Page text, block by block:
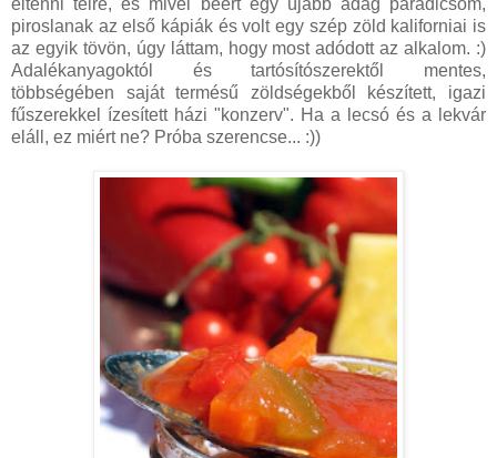
eltenni télre, és mivel beért egy újabb adag paradicsom,
piroslanak az első kápiák és volt egy szép zöld kaliforniai is
az egyik tövön, úgy láttam, hogy most adódott az alkalom. :)
Adalékanyagoktól és tartósítószerektől mentes,
többségében saját termésű zöldségekből készített, igazi
fűszerekkel ízesített házi "konzerv". Ha a lecsó és a lekvár
eláll, ez miért ne? Próba szerencse... :))